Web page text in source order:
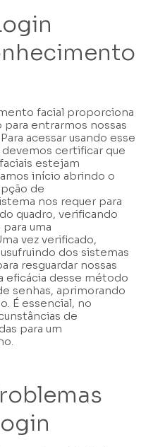
facial proporciona
entrarmos nossas
acessar usando esse
certificar que
estejam
início abrindo o
de
nos requer para
quadro, verificando
uma
vez verificado,
dos sistemas
resguardar nossas
eficácia desse método
senhas, aprimorando
É essencial, no
de
para um